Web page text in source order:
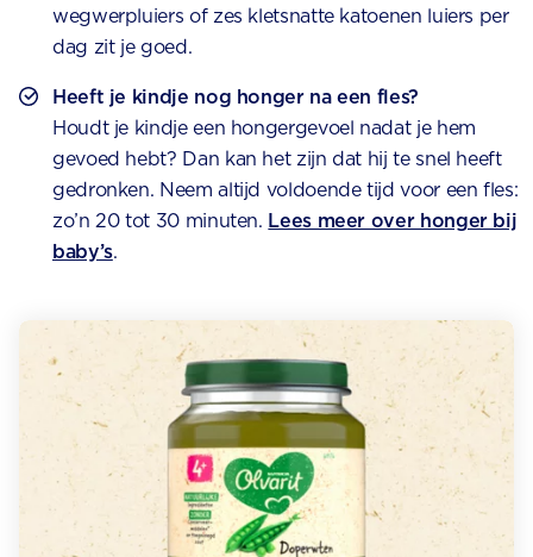
wegwerpluiers of zes kletsnatte katoenen luiers per
dag zit je goed.
Heeft je kindje nog honger na een fles?
Houdt je kindje een hongergevoel nadat je hem
gevoed hebt? Dan kan het zijn dat hij te snel heeft
gedronken. Neem altijd voldoende tijd voor een fles:
zo’n 20 tot 30 minuten. Lees meer over honger bij
baby’s.